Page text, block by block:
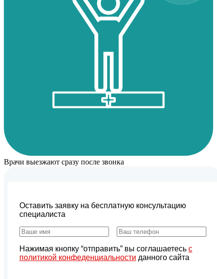
Врачи выезжают сразу после звонка
Оставить заявку на бесплатную консультацию
специалиста
Нажимая кнопку “отправить” вы соглашаетесь с
политикой конфеденциальности данного сайта